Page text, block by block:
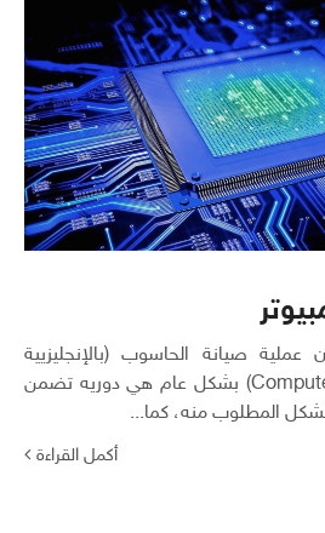
عملية صيانة الحاسوب (بالإنجليزيية
تسمي: Computer Maintenance) بشكل عام هي دوريه تضمن
المطلوب منه، كما...
أكمل القراءة